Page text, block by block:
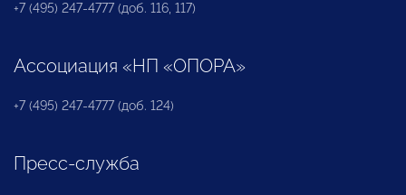
+7 (495) 247-4777 (доб. 116, 117)
Ассоциация «НП «ОПОРА»
+7 (495) 247-4777 (доб. 124)
Пресс-служба